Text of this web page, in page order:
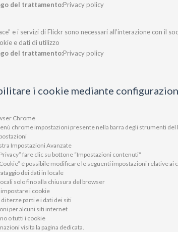
del trattamento:Privacy policy
e i servizi di Flickr sono necessari all’interazione con il
e dati di utilizzo
del trattamento:Privacy policy
i cookie mediante
Chrome
chrome impostazioni presente nella barra degli strumenti
Impostazioni Avanzate
fare clic su bottone “Impostazioni contenuti“
è possibile modificare le seguenti impostazioni relative ai
dei dati in locale
solo fino alla chiusura del browser
i cookie
terze parti e i dati dei siti
per alcuni siti internet
o tutti i cookie
visita la pagina dedicata.